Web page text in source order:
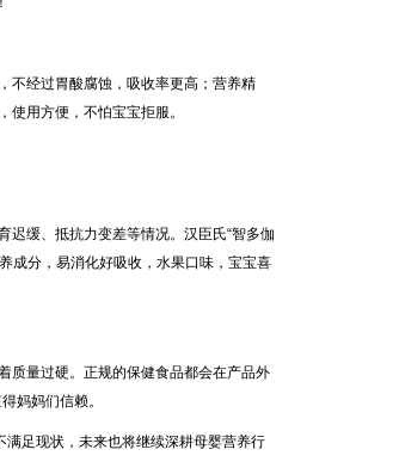
经过胃酸腐蚀，吸收率更高；营养精
用方便，不怕宝宝拒服。
缓、抵抗力变差等情况。汉臣氏“智多伽
成分，易消化好吸收，水果口味，宝宝喜
量过硬。正规的保健食品都会在产品外
妈妈们信赖。
足现状，未来也将继续深耕母婴营养行